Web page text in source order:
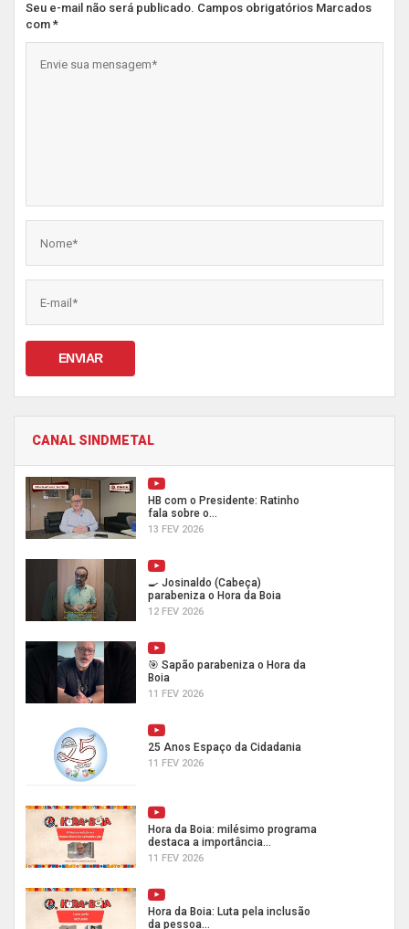
Seu e-mail não será publicado. Campos obrigatórios Marcados
com *
ENVIAR
CANAL SINDMETAL
HB com o Presidente: Ratinho
fala sobre o...
13 FEV 2026
🍳 Josinaldo (Cabeça)
parabeniza o Hora da Boia
12 FEV 2026
🎯 Sapão parabeniza o Hora da
Boia
11 FEV 2026
25 Anos Espaço da Cidadania
11 FEV 2026
Hora da Boia: milésimo programa
destaca a importância...
11 FEV 2026
Hora da Boia: Luta pela inclusão
da pessoa...